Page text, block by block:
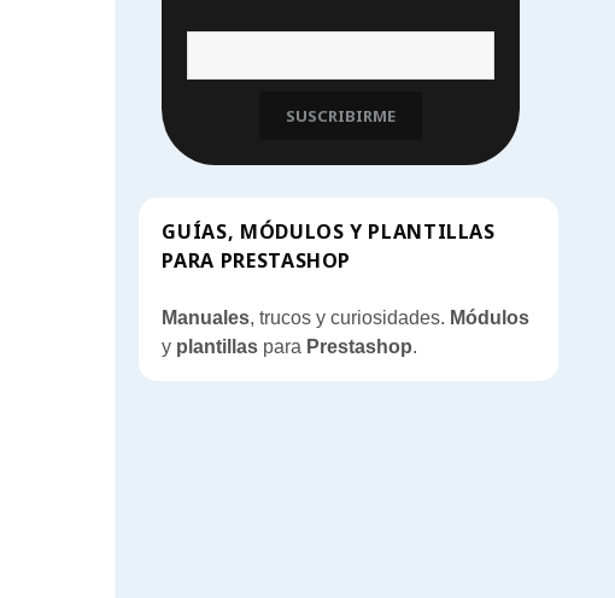
SUSCRIBIRME
GUÍAS, MÓDULOS Y PLANTILLAS
PARA PRESTASHOP
Manuales, trucos y curiosidades. Módulos
y plantillas para Prestashop.